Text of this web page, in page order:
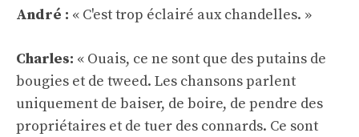
André : « C'est trop éclairé aux chandelles. »
Charles: « Ouais, ce ne sont que des putains de
bougies et de tweed. Les chansons parlent
uniquement de baiser, de boire, de pendre des
propriétaires et de tuer des connards. Ce sont